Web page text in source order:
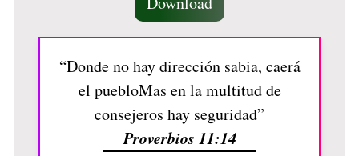
“Donde no hay dirección sabia, caerá
el puebloMas en la multitud de
consejeros hay seguridad”
Proverbios 11:14